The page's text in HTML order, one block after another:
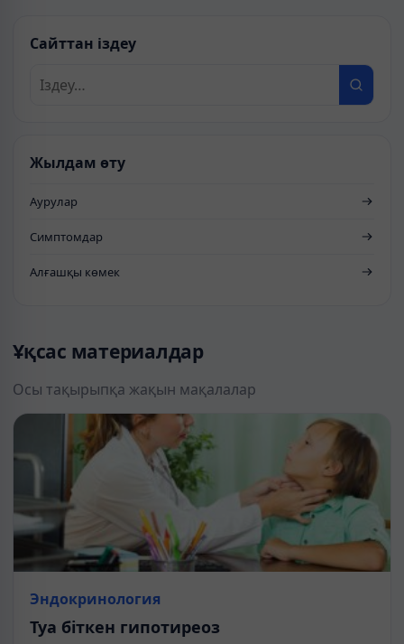
Сайттан іздеу
Жылдам өту
Аурулар
Симптомдар
Алғашқы көмек
Ұқсас материалдар
Осы тақырыпқа жақын мақалалар
Эндокринология
Туа біткен гипотиреоз